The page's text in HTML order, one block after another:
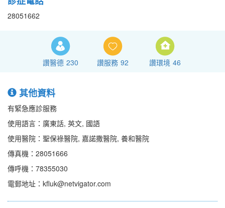
28051662
讚醫德 230 讚服務 92 讚環境 46
其他資料
有緊急應診服務
使用語言：廣東話, 英文, 國語
使用醫院：聖保祿醫院, 嘉諾撒醫院, 養和醫院
傳真機：28051666
傳呼機：78355030
電郵地址：kfluk@netvigator.com